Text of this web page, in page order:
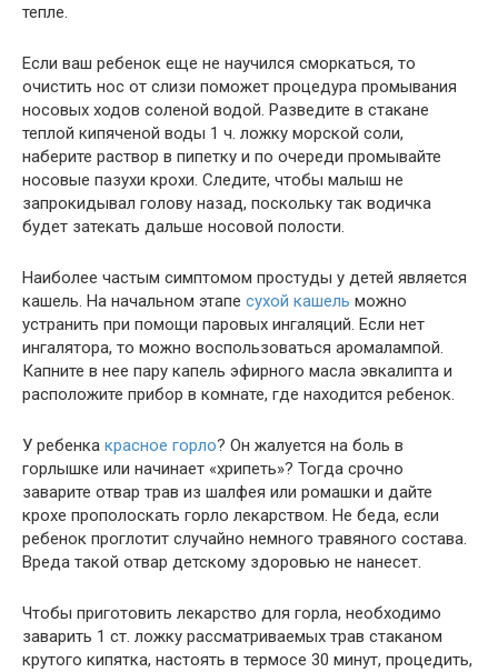
тепле.
Если ваш ребенок еще не научился сморкаться, то
очистить нос от слизи поможет процедура промывания
носовых ходов соленой водой. Разведите в стакане
теплой кипяченой воды 1 ч. ложку морской соли,
наберите раствор в пипетку и по очереди промывайте
носовые пазухи крохи. Следите, чтобы малыш не
запрокидывал голову назад, поскольку так водичка
будет затекать дальше носовой полости.
Наиболее частым симптомом простуды у детей является
кашель. На начальном этапе сухой кашель можно
устранить при помощи паровых ингаляций. Если нет
ингалятора, то можно воспользоваться аромалампой.
Капните в нее пару капель эфирного масла эвкалипта и
расположите прибор в комнате, где находится ребенок.
У ребенка красное горло? Он жалуется на боль в
горлышке или начинает «хрипеть»? Тогда срочно
заварите отвар трав из шалфея или ромашки и дайте
крохе прополоскать горло лекарством. Не беда, если
ребенок проглотит случайно немного травяного состава.
Вреда такой отвар детскому здоровью не нанесет.
Чтобы приготовить лекарство для горла, необходимо
заварить 1 ст. ложку рассматриваемых трав стаканом
крутого кипятка, настоять в термосе 30 минут, процедить,